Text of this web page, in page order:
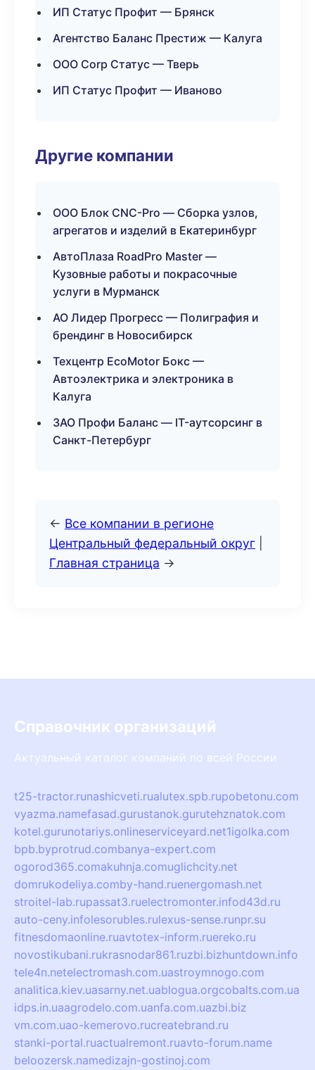
ИП Статус Профит — Брянск
Агентство Баланс Престиж — Калуга
ООО Corp Статус — Тверь
ИП Статус Профит — Иваново
Другие компании
ООО Блок CNC-Pro — Сборка узлов,
агрегатов и изделий в Екатеринбург
АвтоПлаза RoadPro Master —
Кузовные работы и покрасочные
услуги в Мурманск
АО Лидер Прогресс — Полиграфия и
брендинг в Новосибирск
Техцентр EcoMotor Бокс —
Автоэлектрика и электроника в
Калуга
ЗАО Профи Баланс — IT-аутсорсинг в
Санкт-Петербург
← Все компании в регионе
Центральный федеральный округ
Главная страница →
Справочник организаций
Актуальный каталог компаний по всей России
t25-tractor.runashicveti.rualutex.spb.rupobetonu.com
vyazma.namefasad.gurustanok.gurutehznatok.com
kotel.gurunotariys.onlineserviceyard.net1igolka.com
bpb.byprotrud.combanya-expert.com
ogorod365.comakuhnja.comuglichcity.net
domrukodeliya.comby-hand.ruenergomash.net
stroitel-lab.rupassat3.ruelectromonter.infod43d.ru
auto-ceny.infolesorubles.rulexus-sense.runpr.su
fitnesdomaonline.ruavtotex-inform.ruereko.ru
novostikubani.rukrasnodar861.ruzbi.bizhuntdown.info
tele4n.netelectromash.com.uastroymnogo.com
analitica.kiev.uasarny.net.uablogua.orgcobalts.com.ua
idps.in.uaagrodelo.com.uanfa.com.uazbi.biz
vm.com.uao-kemerovo.rucreatebrand.ru
stanki-portal.ruactualremont.ruavto-forum.name
beloozersk.namedizajn-gostinoj.com